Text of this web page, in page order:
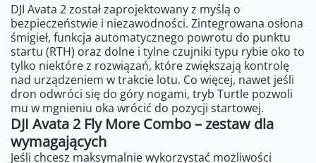
DJI Avata 2 został zaprojektowany z myślą o
bezpieczeństwie i niezawodności. Zintegrowana osłona
śmigieł, funkcja automatycznego powrotu do punktu
startu (RTH) oraz dolne i tylne czujniki typu rybie oko to
tylko niektóre z rozwiązań, które zwiększają kontrolę
nad urządzeniem w trakcie lotu. Co więcej, nawet jeśli
dron odwróci się do góry nogami, tryb Turtle pozwoli
mu w mgnieniu oka wrócić do pozycji startowej.
DJI Avata 2 Fly More Combo – zestaw dla
wymagających
Jeśli chcesz maksymalnie wykorzystać możliwości